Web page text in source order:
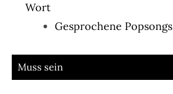
Wort
Gesprochene Popsongs
Muss sein